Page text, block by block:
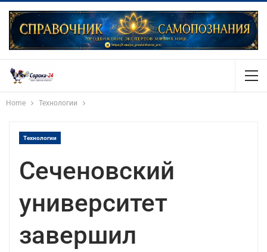
Home Технологии
Технологии
Сеченовский
университет
завершил